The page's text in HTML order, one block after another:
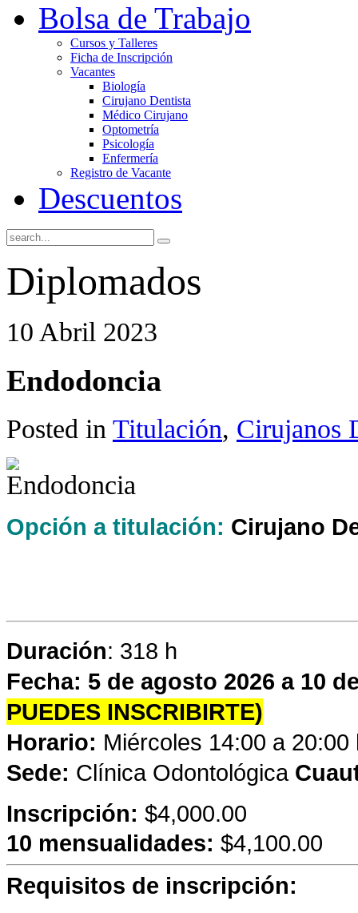
Bolsa de Trabajo
Cursos y Talleres
Ficha de Inscripción
Vacantes
Biología
Cirujano Dentista
Médico Cirujano
Optometría
Psicología
Enfermería
Registro de Vacante
Descuentos
Diplomados
10 Abril 2023
Endodoncia
Posted in Titulación, Cirujanos
Opción a titulación: Cirujano
Duración: 318 h
Fecha: 5 de agosto 2026 a 10
PUEDES INSCRIBIRTE)
Horario: Miércoles 14:00 a 20:00
Sede: Clínica Odontológica
Inscripción: $4,000.00
10 mensualidades: $4,100.00
Requisitos de inscripción: